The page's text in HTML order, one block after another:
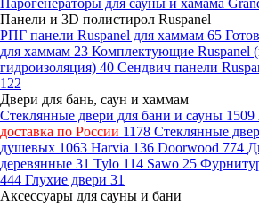
Парогенераторы для сауны и хамама
Панели и 3D полистирол Ruspanel
РПГ панели Ruspanel для хаммам 65
для хаммам 23 Комплектующие Ruspanel
гидроизоляция) 40 Сендвич панели
122
Двери для бань, саун и хаммам
Стеклянные двери для бани и сауны 1509
доставка по России 1178 Стеклянные
душевых 1063 Harvia 136 Doorwood 774
деревянные 31 Tylo 114 Sawo 25
444 Глухие двери 31
Аксессуары для сауны и бани